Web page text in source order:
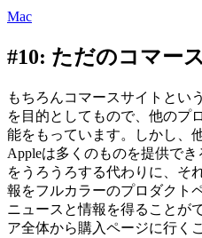
Mac
#10: ただのコマー
もちろんコマースサイトとい
を目的としてもので、他のプ
能をもっています。しかし、
Appleは多くのものを提供で
をうろうろする代わりに、そ
報をフルカラーのプロダクト
ニュースと情報を得ることが
ア全体から購入ページに行く